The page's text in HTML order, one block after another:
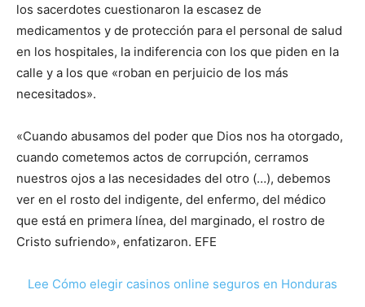
los sacerdotes cuestionaron la escasez de
medicamentos y de protección para el personal de salud
en los hospitales, la indiferencia con los que piden en la
calle y a los que «roban en perjuicio de los más
necesitados».
«Cuando abusamos del poder que Dios nos ha otorgado,
cuando cometemos actos de corrupción, cerramos
nuestros ojos a las necesidades del otro (…), debemos
ver en el rosto del indigente, del enfermo, del médico
que está en primera línea, del marginado, el rostro de
Cristo sufriendo», enfatizaron. EFE
Lee Cómo elegir casinos online seguros en Honduras